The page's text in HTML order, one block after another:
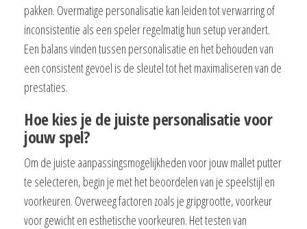
pakken. Overmatige personalisatie kan leiden tot verwarring of
inconsistentie als een speler regelmatig hun setup verandert.
Een balans vinden tussen personalisatie en het behouden van
een consistent gevoel is de sleutel tot het maximaliseren van de
prestaties.
Hoe kies je de juiste personalisatie voor
jouw spel?
Om de juiste aanpassingsmogelijkheden voor jouw mallet putter
te selecteren, begin je met het beoordelen van je speelstijl en
voorkeuren. Overweeg factoren zoals je gripgrootte, voorkeur
voor gewicht en esthetische voorkeuren. Het testen van